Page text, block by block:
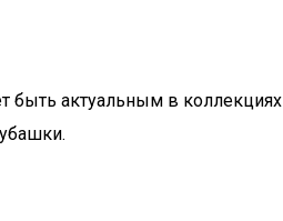
быть актуальным в коллекциях